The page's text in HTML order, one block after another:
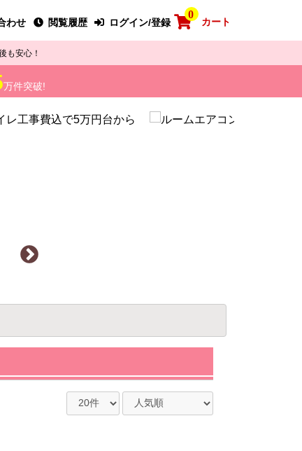
わせ 閲覧履歴 ログイン/登録
0
カート
も安心！
万件突破!